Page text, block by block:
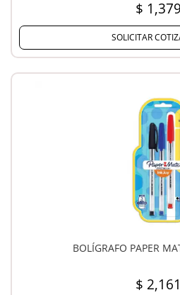
$ 1,379
SOLICITAR
BOLÍGRAFO PAPER
$ 2,161